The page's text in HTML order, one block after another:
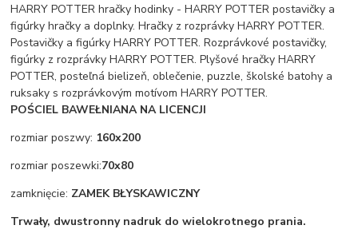
HARRY POTTER hračky hodinky - HARRY POTTER postavičky a
figúrky hračky a doplnky. Hračky z rozprávky HARRY POTTER.
Postavičky a figúrky HARRY POTTER. Rozprávkové postavičky,
figúrky z rozprávky HARRY POTTER. Plyšové hračky HARRY
POTTER, posteľná bielizeň, oblečenie, puzzle, školské batohy a
ruksaky s rozprávkovým motívom HARRY POTTER.
POŚCIEL BAWEŁNIANA NA LICENCJI
rozmiar poszwy: 160x200
rozmiar poszewki:70x80
zamknięcie: ZAMEK BŁYSKAWICZNY
Trwały, dwustronny nadruk do wielokrotnego prania.